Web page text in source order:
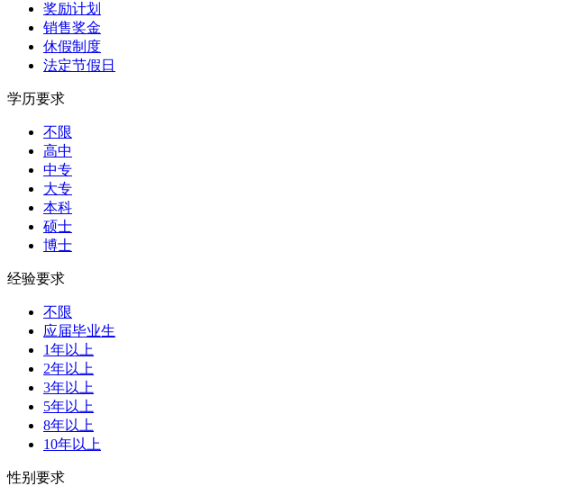
奖励计划
销售奖金
休假制度
法定节假日
学历要求
不限
高中
中专
大专
本科
硕士
博士
经验要求
不限
应届毕业生
1年以上
2年以上
3年以上
5年以上
8年以上
10年以上
性别要求